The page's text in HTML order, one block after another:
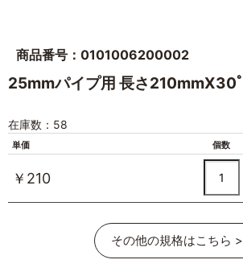
商品番号：0101006200002
25mmパイプ用 長さ210mmX30ﾟ
在庫数：58
単価 個数
￥210
その他の規格はこちら >